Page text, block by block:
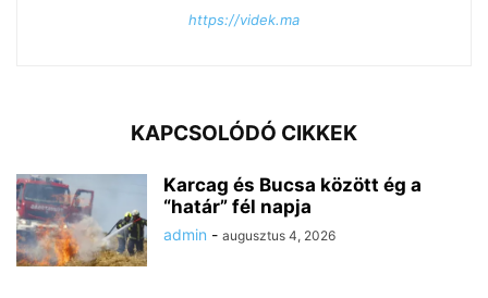
https://videk.ma
KAPCSOLÓDÓ CIKKEK
Karcag és Bucsa között ég a
“határ” fél napja
admin - augusztus 4, 2026